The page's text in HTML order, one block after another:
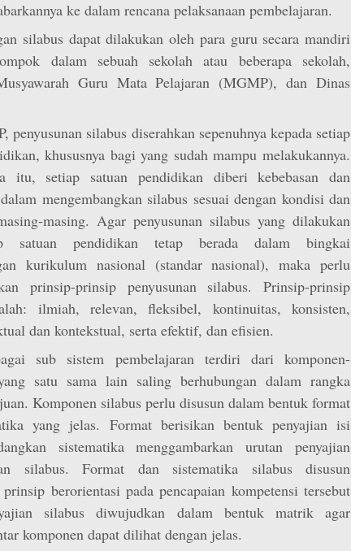
ke dalam rencana pelaksanaan pembelajaran.
silabus dapat dilakukan oleh para guru secara mandiri
dalam sebuah sekolah atau beberapa sekolah,
Guru Mata Pelajaran (MGMP), dan Dinas
penyusunan silabus diserahkan sepenuhnya kepada setiap
khususnya bagi yang sudah mampu melakukannya.
itu, setiap satuan pendidikan diberi kebebasan dan
mengembangkan silabus sesuai dengan kondisi dan
masing. Agar penyusunan silabus yang dilakukan
satuan pendidikan tetap berada dalam bingkai
kurikulum nasional (standar nasional), maka perlu
prinsip-prinsip penyusunan silabus. Prinsip-prinsip
ilmiah, relevan, fleksibel, kontinuitas, konsisten,
dan kontekstual, serta efektif, dan efisien.
sub sistem pembelajaran terdiri dari komponen-
satu sama lain saling berhubungan dalam rangka
Komponen silabus perlu disusun dalam bentuk format
yang jelas. Format berisikan bentuk penyajian isi
sistematika menggambarkan urutan penyajian
silabus. Format dan sistematika silabus disusun
prinsip berorientasi pada pencapaian kompetensi tersebut
silabus diwujudkan dalam bentuk matrik agar
komponen dapat dilihat dengan jelas.